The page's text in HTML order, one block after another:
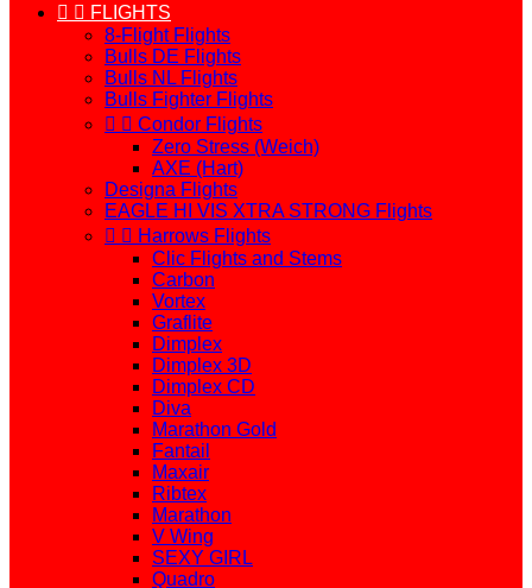
  FLIGHTS
8-Flight Flights
Bulls DE Flights
Bulls NL Flights
Bulls Fighter Flights
  Condor Flights
Zero Stress (Weich)
AXE (Hart)
Designa Flights
EAGLE HI VIS XTRA STRONG Flights
  Harrows Flights
Clic Flights and Stems
Carbon
Vortex
Graflite
Dimplex
Dimplex 3D
Dimplex CD
Diva
Marathon Gold
Fantail
Maxair
Ribtex
Marathon
V Wing
SEXY GIRL
Quadro